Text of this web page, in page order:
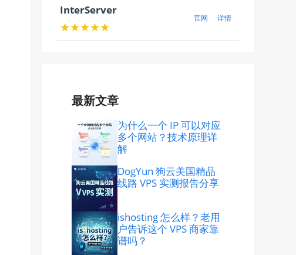
InterServer
★★★★★
官网 详情
最新文章
为什么一个 IP 可以对应
多个网站？技术原理详
解
DogYun 狗云美国精品
线路 VPS 实测报告分享
ishosting 怎么样？老用
户告诉这个 VPS 商家靠
谱吗？